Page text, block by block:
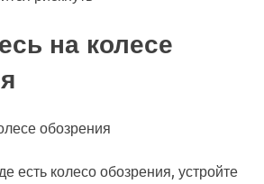
на колесе
обозрения
есть колесо обозрения, устройте